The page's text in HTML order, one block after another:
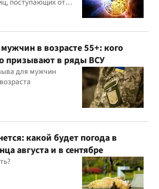
поступающих от
в возрасте 55+: кого
призывают в ряды ВСУ
для мужчин
какой будет погода в
августа и в сентябре